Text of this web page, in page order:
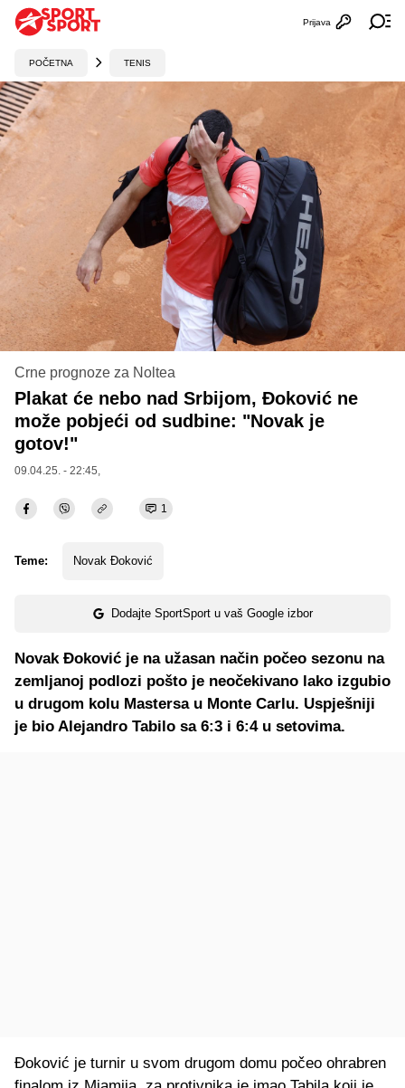
Otvori
Prijava
POČETNA TENIS
Crne prognoze za Noltea
Plakat će nebo nad Srbijom, Đoković ne
može pobjeći od sudbine: "Novak je
gotov!"
09.04.25. - 22:45,
1
Teme: Novak Đoković
Dodajte SportSport u vaš Google izbor
Novak Đoković je na užasan način počeo sezonu na
zemljanoj podlozi pošto je neočekivano lako izgubio
u drugom kolu Mastersa u Monte Carlu. Uspješniji
je bio Alejandro Tabilo sa 6:3 i 6:4 u setovima.
Đoković je turnir u svom drugom domu počeo ohrabren